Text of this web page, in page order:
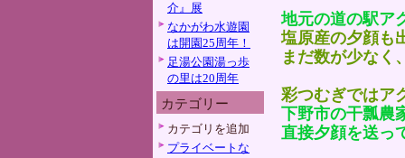
介』展
なかがわ水遊園
は開園25周年！
足湯公園湯っ歩
の里は20周年
カテゴリー
カテゴリを追加
プライベートな
地元の道の駅ア
塩原産の夕顔も
まだ数が少なく
彩つむぎではア
下野市の干瓢農
直接夕顔を送っ